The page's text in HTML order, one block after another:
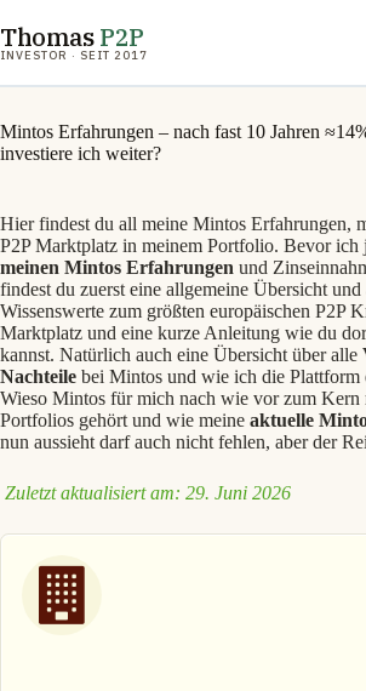
Inhalt
springen
ThomasP2P
INVESTOR · SEIT 2017
Mintos Erfahrungen – nach fast 10 Jahren
investiere ich weiter?
Hier findest du all meine Mintos Erfahrungen,
P2P Marktplatz in meinem Portfolio. Bevor ich
meinen Mintos Erfahrungen und
findest du zuerst eine allgemeine Übersicht und
Wissenswerte zum größten europäischen P2P
Marktplatz und eine kurze Anleitung wie du
kannst. Natürlich auch eine Übersicht über alle
Nachteile bei Mintos und wie ich die Plattform
Wieso Mintos für mich nach wie vor zum Kern
Portfolios gehört und wie meine aktuelle
nun aussieht darf auch nicht fehlen, aber der
Zuletzt aktualisiert am: 29. Juni 2026